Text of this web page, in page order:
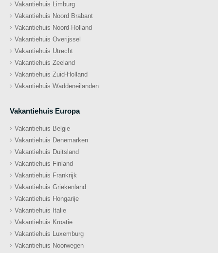
Vakantiehuis Limburg
Vakantiehuis Noord Brabant
Vakantiehuis Noord-Holland
Vakantiehuis Overijssel
Vakantiehuis Utrecht
Vakantiehuis Zeeland
Vakantiehuis Zuid-Holland
Vakantiehuis Waddeneilanden
Vakantiehuis Europa
Vakantiehuis Belgie
Vakantiehuis Denemarken
Vakantiehuis Duitsland
Vakantiehuis Finland
Vakantiehuis Frankrijk
Vakantiehuis Griekenland
Vakantiehuis Hongarije
Vakantiehuis Italie
Vakantiehuis Kroatie
Vakantiehuis Luxemburg
Vakantiehuis Noorwegen